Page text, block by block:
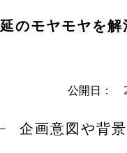
のモヤモヤを解
公開日：
企画意図や背景